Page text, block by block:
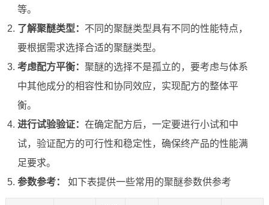
等。
了解聚醚类型： 不同的聚醚类型具有不同的性能特点，
要根据需求选择合适的聚醚类型。
考虑配方平衡： 聚醚的选择不是孤立的，要考虑与体系
中其他成分的相容性和协同效应，实现配方的整体平
衡。
进行试验验证： 在确定配方后，一定要进行小试和中
试，验证配方的可行性和稳定性，确保终产品的性能满
足要求。
参数参考：
如下表提供一些常用的聚醚参数供参考